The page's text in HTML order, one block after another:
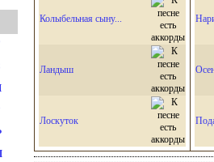
Колыбельная сыну...
Ландыш
Лоскуток